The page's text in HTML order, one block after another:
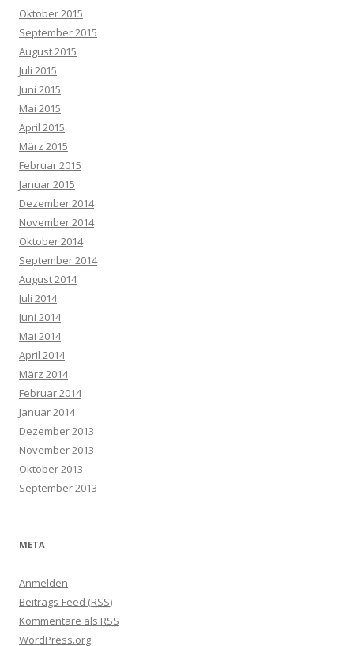
Oktober 2015
September 2015
August 2015
Juli 2015
Juni 2015
Mai 2015
April 2015
März 2015
Februar 2015
Januar 2015
Dezember 2014
November 2014
Oktober 2014
September 2014
August 2014
Juli 2014
Juni 2014
Mai 2014
April 2014
März 2014
Februar 2014
Januar 2014
Dezember 2013
November 2013
Oktober 2013
September 2013
META
Anmelden
Beitrags-Feed (RSS)
Kommentare als RSS
WordPress.org